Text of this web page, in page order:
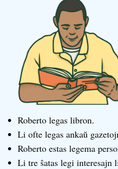
Roberto legas libron.
Li ofte legas ankaŭ
Roberto estas legema
Li tre ŝatas legi interesajn